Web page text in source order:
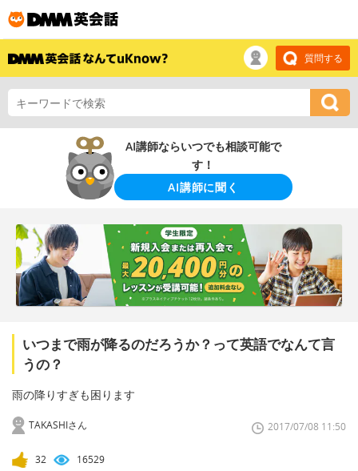
質問する
AI講師ならいつでも相談可能で
す！
AI講師に聞く
いつまで雨が降るのだろうか？って英語でなんて言
うの？
雨の降りすぎも困ります
TAKASHIさん 2017/07/08 11:50
32 16529